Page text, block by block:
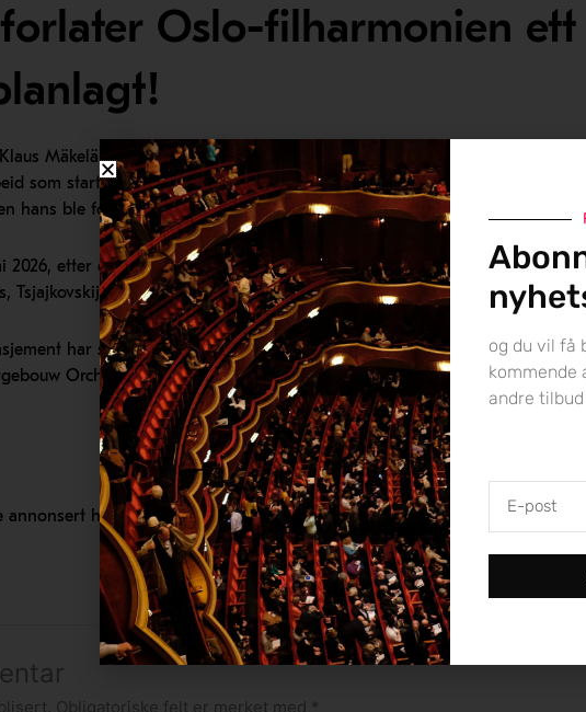
Oslo-filharmonien
Mäkelä avslutter sin periode som sjefdirigent ved slutten av sesongen
som startet i 2020. Avgjørelsen betyr at han vil trekke seg ett år tidligere
hans ble forlenget i 2020 til og med sesongen 2026–27.
2026, etter en sesong med turneer og residenser i Hamburg, Wien, Paris og
Tsjajkovskij og Lindberg blant høydepunktene.
har sannsynligvis påvirket timingen. Han er musikksjef for
Orchestra (i kraft 2027–28), og utpekt musikkdirektør for Chicago
hvem som skal etterfølge ham.
Obligatoriske felt er merket med *
og du vil få
kommende
andre